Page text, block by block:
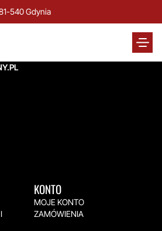
540 Gdynia
KONTO
MOJE KONTO
ZAMÓWIENIA